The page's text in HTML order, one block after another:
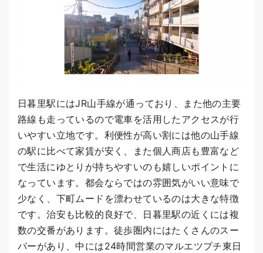
日暮里駅にはJR山手線が通っており、また他の主要
路線も走っているので電車を活用したアクセスが行
いやすい立地です。利便性が高い割には他の山手線
の駅に比べて家賃が安く、また個人商店も豊富など
で生活にゆとりが持ちやすいのも嬉しいポイントに
なっています。都会ならではの雰囲気がいい意味で
少なく、下町ムードを漂わせているのは大きな特徴
です。治安も比較的良好で、日暮里駅の近くには複
数の交番があります。徒歩圏内にはたくさんのスー
パーがあり、中には24時間営業のマルエツプチ東日